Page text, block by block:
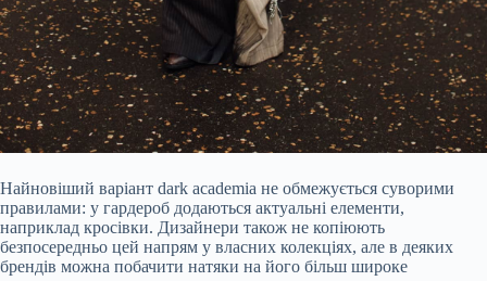
Найновіший варіант dark academia не обмежується суворими
правилами: у гардероб додаються актуальні елементи,
наприклад кросівки. Дизайнери також не копіюють
безпосередньо цей напрям у власних колекціях, але в деяких
брендів можна побачити натяки на його більш широке